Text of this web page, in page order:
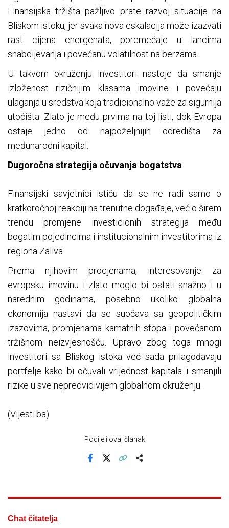
Finansijska tržišta pažljivo prate razvoj situacije na
Bliskom istoku, jer svaka nova eskalacija može izazvati
rast cijena energenata, poremećaje u lancima
snabdijevanja i povećanu volatilnost na berzama.
U takvom okruženju investitori nastoje da smanje
izloženost rizičnijim klasama imovine i povećaju
ulaganja u sredstva koja tradicionalno važe za sigurnija
utočišta. Zlato je među prvima na toj listi, dok Evropa
ostaje jedno od najpoželjnijih odredišta za
međunarodni kapital.
Dugoročna strategija očuvanja bogatstva
Finansijski savjetnici ističu da se ne radi samo o
kratkoročnoj reakciji na trenutne događaje, već o širem
trendu promjene investicionih strategija među
bogatim pojedincima i institucionalnim investitorima iz
regiona Zaliva.
Prema njihovim procjenama, interesovanje za
evropsku imovinu i zlato moglo bi ostati snažno i u
narednim godinama, posebno ukoliko globalna
ekonomija nastavi da se suočava sa geopolitičkim
izazovima, promjenama kamatnih stopa i povećanom
tržišnom neizvjesnošću. Upravo zbog toga mnogi
investitori sa Bliskog istoka već sada prilagođavaju
portfelje kako bi očuvali vrijednost kapitala i smanjili
rizike u sve nepredvidivijem globalnom okruženju.
(Vijesti.ba)
Podijeli ovaj članak
Chat čitatelja